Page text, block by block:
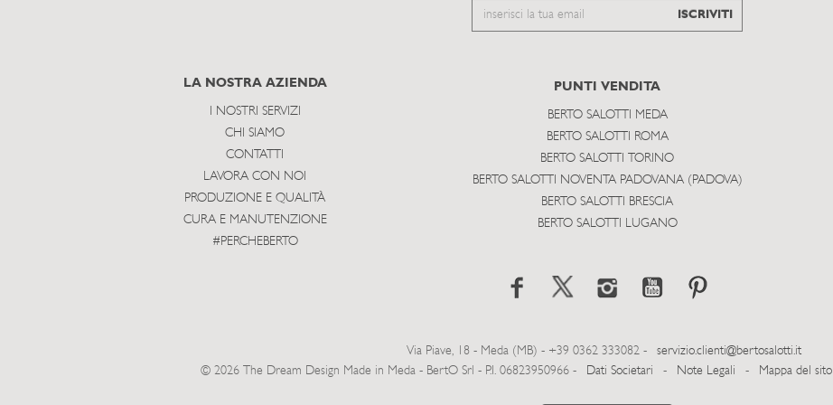
Email
ISCRIVITI
LA NOSTRA AZIENDA
I NOSTRI SERVIZI
CHI SIAMO
CONTATTI
LAVORA CON NOI
PRODUZIONE E QUALITÀ
CURA E MANUTENZIONE
#PERCHEBERTO
PUNTI VENDITA
BERTO SALOTTI MEDA
BERTO SALOTTI ROMA
BERTO SALOTTI TORINO
BERTO SALOTTI NOVENTA PADOVANA (PADOVA)
BERTO SALOTTI BRESCIA
BERTO SALOTTI LUGANO
Via Piave, 18 - Meda (MB) - +39 0362 333082 -
servizio.clienti@bertosalotti.it
© 2026 The Dream Design Made in Meda - BertO Srl - P.I. 06823950966 -
Dati Societari - Note Legali - Mappa del sito